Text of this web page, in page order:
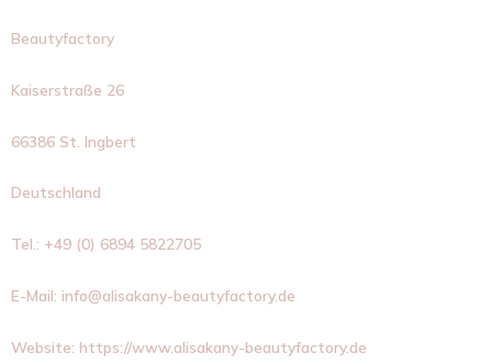
Beautyfactory
Kaiserstraße 26
66386 St. Ingbert
Deutschland
Tel.: +49 (0) 6894 5822705
E-Mail: info@alisakany-beautyfactory.de
Website: https://www.alisakany-beautyfactory.de